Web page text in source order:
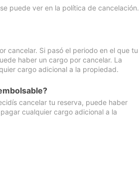
puede ver en la política de cancelación.
cancelar. Si pasó el periodo en el que tu
haber un cargo por cancelar. La
cargo adicional a la propiedad.
cancelar tu reserva, puede haber
cualquier cargo adicional a la